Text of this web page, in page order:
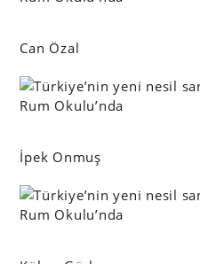
Can Özal
İpek Onmuş